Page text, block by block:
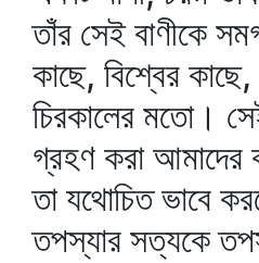
তাঁর সেই বাণীকে
কাছে, বিশ্বের
চিরকালের মতো।
গ্রহণ করা আমাদের
তা যথোচিত ভাবে
তপস্যার সত্যকে